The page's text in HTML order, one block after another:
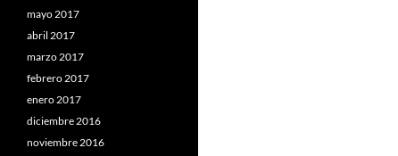
mayo 2017
abril 2017
marzo 2017
febrero 2017
enero 2017
diciembre 2016
noviembre 2016